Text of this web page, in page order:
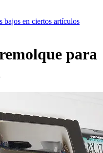
bajos en ciertos artículos
para